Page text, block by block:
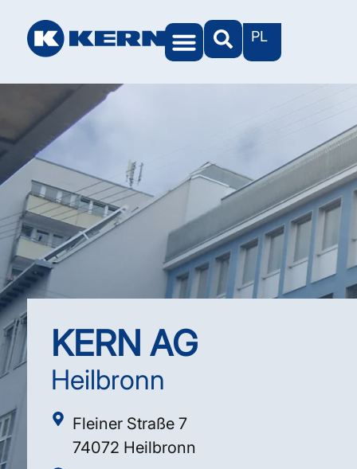
PL
KERN AG
Heilbronn
Fleiner Straße 7
74072 Heilbronn